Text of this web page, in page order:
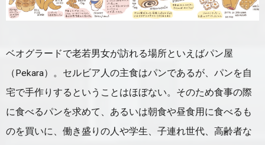
ベオグラードで老若男女が訪れる場所といえばパン屋
（Pekara）。セルビア人の主食はパンであるが、パンを自
宅で手作りするということはほぼない。そのため食事の際
に食べるパンを求めて、あるいは朝食や昼食用に食べるも
のを買いに、働き盛りの人や学生、子連れ世代、高齢者な